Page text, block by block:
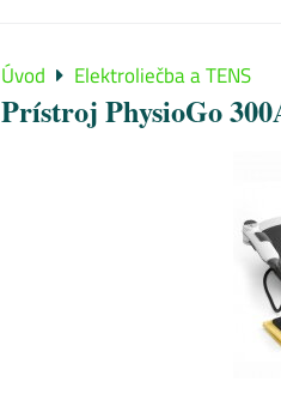
Úvod Elektroliečba a TENS
Prístroj PhysioGo